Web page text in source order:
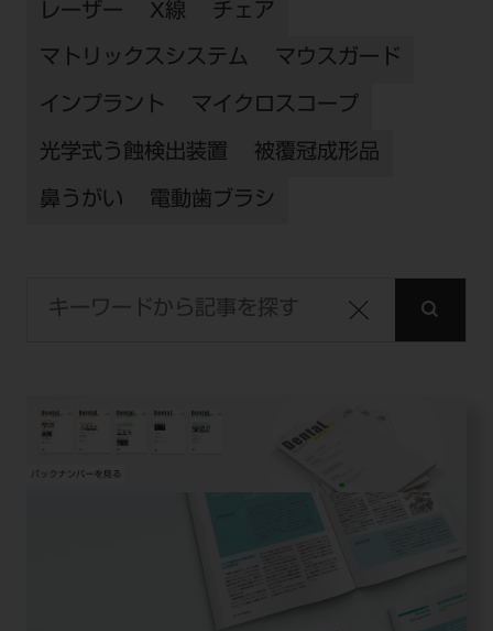
レーザー X線 チェア
マトリックスシステム マウスガード
インプラント マイクロスコープ
光学式う蝕検出装置 被覆冠成形品
鼻うがい 電動歯ブラシ